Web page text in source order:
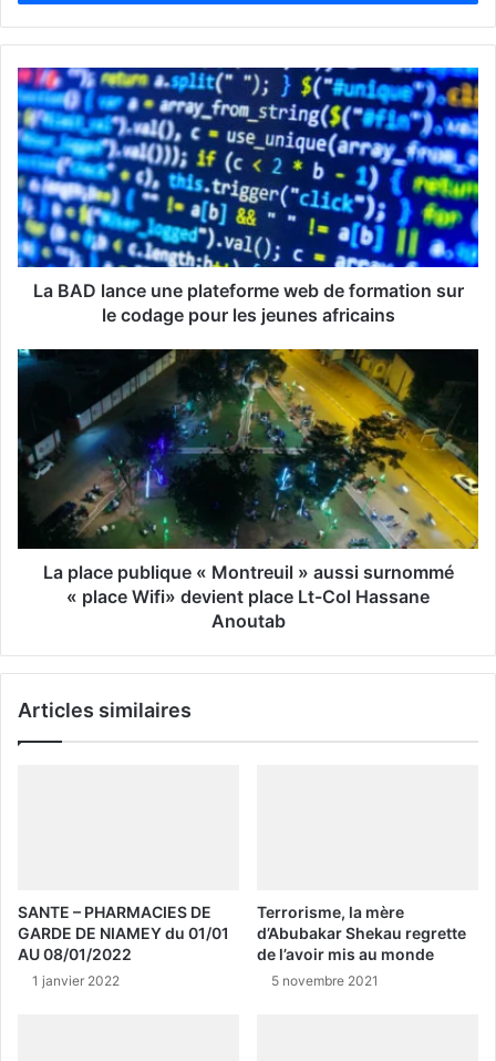
e
z
o
t
r
e
a
d
r
e
s
m
La BAD lance une plateforme web de formation sur
le codage pour les jeunes africains
La place publique « Montreuil » aussi surnommé
« place Wifi» devient place Lt-Col Hassane
Anoutab
Articles similaires
SANTE – PHARMACIES DE
GARDE DE NIAMEY du 01/01
AU 08/01/2022
1 janvier 2022
Terrorisme, la mère
d’Abubakar Shekau regrette
de l’avoir mis au monde
5 novembre 2021